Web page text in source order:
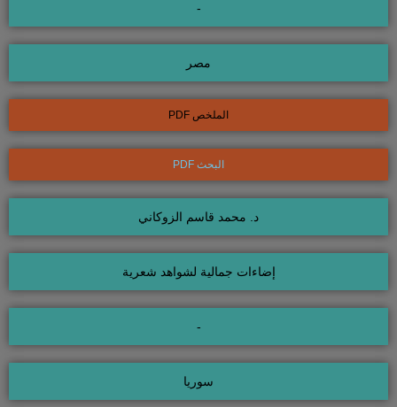
-
مصر
الملخص PDF
البحث PDF
د. محمد قاسم الزوكاني
إضاءات جمالية لشواهد شعرية
-
سوريا